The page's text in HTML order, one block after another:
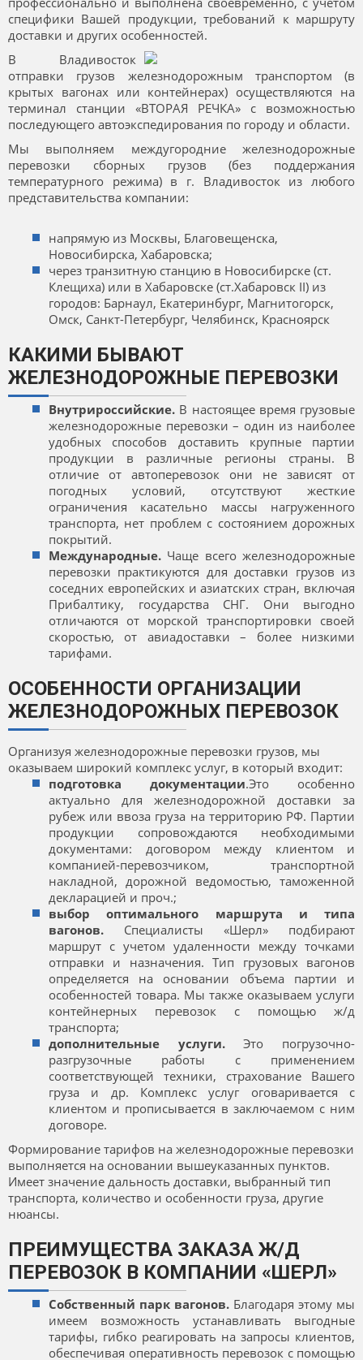
специфики Вашей продукции, требований к маршруту
доставки и других особенностей.
В Владивосток
отправки грузов железнодорожным транспортом (в
крытых вагонах или контейнерах) осуществляются на
терминал станции «ВТОРАЯ РЕЧКА» с возможностью
последующего автоэкспедирования по городу и области.
Мы выполняем междугородние железнодорожные
перевозки сборных грузов (без поддержания
температурного режима) в г. Владивосток из любого
представительства компании:
напрямую из Москвы, Благовещенска,
Новосибирска, Хабаровска;
через транзитную станцию в Новосибирске (ст.
Клещиха) или в Хабаровске (ст.Хабаровск II) из
городов: Барнаул, Екатеринбург, Магнитогорск,
Омск, Санкт-Петербург, Челябинск, Красноярск
КАКИМИ БЫВАЮТ
ЖЕЛЕЗНОДОРОЖНЫЕ ПЕРЕВОЗКИ
Внутрироссийские. В настоящее время грузовые
железнодорожные перевозки – один из наиболее
удобных способов доставить крупные партии
продукции в различные регионы страны. В
отличие от автоперевозок они не зависят от
погодных условий, отсутствуют жесткие
ограничения касательно массы нагруженного
транспорта, нет проблем с состоянием дорожных
покрытий.
Международные. Чаще всего железнодорожные
перевозки практикуются для доставки грузов из
соседних европейских и азиатских стран, включая
Прибалтику, государства СНГ. Они выгодно
отличаются от морской транспортировки своей
скоростью, от авиадоставки – более низкими
тарифами.
ОСОБЕННОСТИ ОРГАНИЗАЦИИ
ЖЕЛЕЗНОДОРОЖНЫХ ПЕРЕВОЗОК
Организуя железнодорожные перевозки грузов, мы
оказываем широкий комплекс услуг, в который входит:
подготовка документации.Это особенно
актуально для железнодорожной доставки за
рубеж или ввоза груза на территорию РФ. Партии
продукции сопровождаются необходимыми
документами: договором между клиентом и
компанией-перевозчиком, транспортной
накладной, дорожной ведомостью, таможенной
декларацией и проч.;
выбор оптимального маршрута и типа
вагонов. Специалисты «Шерл» подбирают
маршрут с учетом удаленности между точками
отправки и назначения. Тип грузовых вагонов
определяется на основании объема партии и
особенностей товара. Мы также оказываем услуги
контейнерных перевозок с помощью ж/д
транспорта;
дополнительные услуги.Это погрузочно-
разгрузочные работы с применением
соответствующей техники, страхование Вашего
груза и др. Комплекс услуг оговаривается с
клиентом и прописывается в заключаемом с ним
договоре.
Формирование тарифов на железнодорожные перевозки
выполняется на основании вышеуказанных пунктов.
Имеет значение дальность доставки, выбранный тип
транспорта, количество и особенности груза, другие
нюансы.
ПРЕИМУЩЕСТВА ЗАКАЗА Ж/Д
ПЕРЕВОЗОК В КОМПАНИИ «ШЕРЛ»
Собственный парк вагонов. Благодаря этому мы
имеем возможность устанавливать выгодные
тарифы, гибко реагировать на запросы клиентов,
обеспечивая оперативность перевозок с помощью